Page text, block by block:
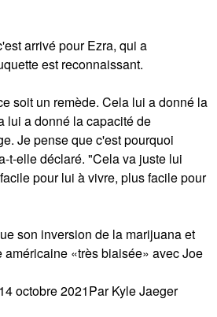
arrivé pour Ezra, qui a
est reconnaissant.
soit un remède. Cela lui a donné la
lui a donné la capacité de
Je pense que c'est pourquoi
t-elle déclaré. "Cela va juste lui
pour lui à vivre, plus facile pour
son inversion de la marijuana et
«très biaisée» avec Joe
octobre 2021Par Kyle Jaeger